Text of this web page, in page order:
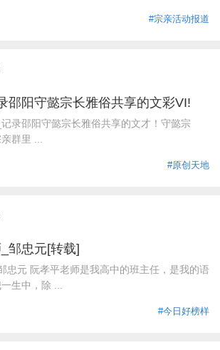
#宗亲活动报道
邵阳守懿宗长雅俗共享的文彩VI!
记录邵阳守懿宗长雅俗共享的文才！守懿宗
群里 ...
#原创天地
邹忠元[转载]
忠元 阮孝平老师是我高中的班主任，是我的语
生中，除 ...
#今日好榜样